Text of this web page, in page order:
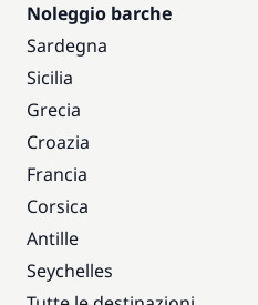
Noleggio barche
Sardegna
Sicilia
Grecia
Croazia
Francia
Corsica
Antille
Seychelles